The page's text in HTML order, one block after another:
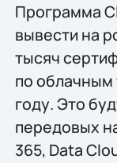
Программа
вывести на
тысяч
по облачным
году. Это
передовых
365, Data